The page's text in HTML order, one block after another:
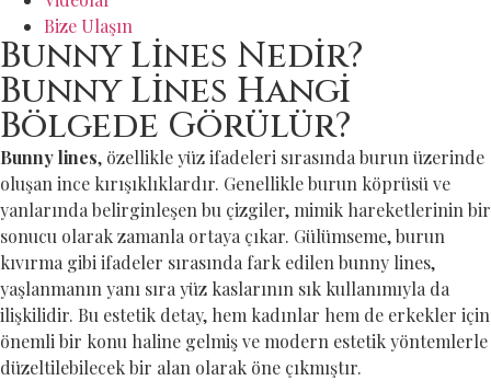
Bize Ulaşın
Bunny Lines Nedir?
Bunny Lines Hangi
Bölgede Görülür?
Bunny lines, özellikle yüz ifadeleri sırasında burun üzerinde
oluşan ince kırışıklıklardır. Genellikle burun köprüsü ve
yanlarında belirginleşen bu çizgiler, mimik hareketlerinin bir
sonucu olarak zamanla ortaya çıkar. Gülümseme, burun
kıvırma gibi ifadeler sırasında fark edilen bunny lines,
yaşlanmanın yanı sıra yüz kaslarının sık kullanımıyla da
ilişkilidir. Bu estetik detay, hem kadınlar hem de erkekler için
önemli bir konu haline gelmiş ve modern estetik yöntemlerle
düzeltilebilecek bir alan olarak öne çıkmıştır.